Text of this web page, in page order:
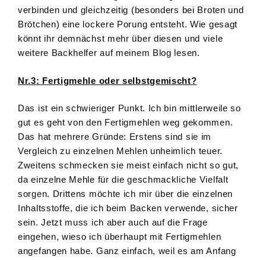
verbinden und gleichzeitig (besonders bei Broten und
Brötchen) eine lockere Porung entsteht. Wie gesagt
könnt ihr demnächst mehr über diesen und viele
weitere Backhelfer auf meinem Blog lesen.
Nr.3: Fertigmehle oder selbstgemischt?
Das ist ein schwieriger Punkt. Ich bin mittlerweile so
gut es geht von den Fertigmehlen weg gekommen.
Das hat mehrere Gründe: Erstens sind sie im
Vergleich zu einzelnen Mehlen unheimlich teuer.
Zweitens schmecken sie meist einfach nicht so gut,
da einzelne Mehle für die geschmackliche Vielfalt
sorgen. Drittens möchte ich mir über die einzelnen
Inhaltsstoffe, die ich beim Backen verwende, sicher
sein. Jetzt muss ich aber auch auf die Frage
eingehen, wieso ich überhaupt mit Fertigmehlen
angefangen habe. Ganz einfach, weil es am Anfang